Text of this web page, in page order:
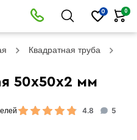
0 0
Квадратная труба
50х50х2 мм
4.8 5